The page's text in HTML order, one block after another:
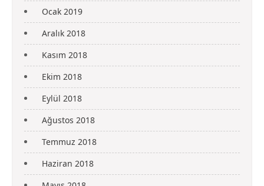
Ocak 2019
Aralık 2018
Kasım 2018
Ekim 2018
Eylül 2018
Ağustos 2018
Temmuz 2018
Haziran 2018